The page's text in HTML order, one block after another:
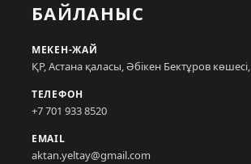
БАЙЛАНЫС
МЕКЕН-ЖАЙ
ҚР, Астана қаласы, Әбікен Бектұров
ТЕЛЕФОН
+7 701 933 8520
EMAIL
aktan.yeltay@gmail.com